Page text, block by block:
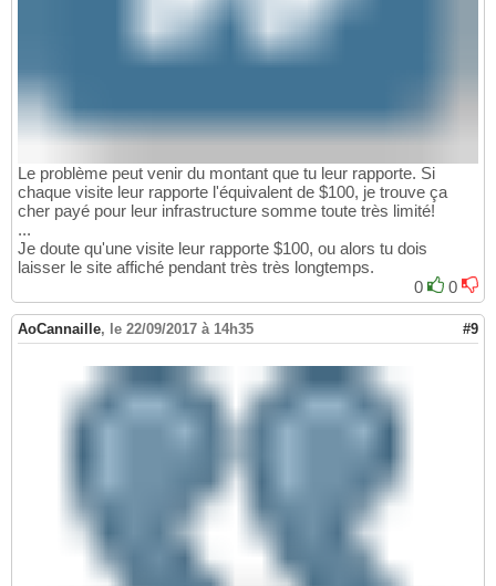
Le problème peut venir du montant que tu leur rapporte. Si
chaque visite leur rapporte l'équivalent de $100, je trouve ça
cher payé pour leur infrastructure somme toute très limité!
...
Je doute qu'une visite leur rapporte $100, ou alors tu dois
laisser le site affiché pendant très très longtemps.
0
0
AoCannaille, le 22/09/2017 à 14h35 #9